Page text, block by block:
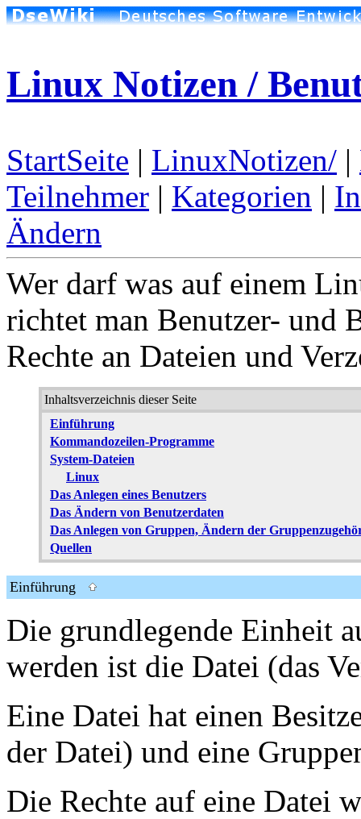
Linux Notizen /
StartSeite | LinuxNotizen/ |
Teilnehmer | Kategorien |
Ändern
Wer darf was auf einem
richtet man Benutzer- und
Rechte an Dateien und
Inhaltsverzeichnis dieser Seite
Einführung
Kommandozeilen-Programme
System-Dateien
Linux
Das Anlegen eines Benutzers
Das Ändern von Benutzerdaten
Das Anlegen von Gruppen, Ändern der
Quellen
Einführung
Die grundlegende Einheit
werden ist die Datei (das
Eine Datei hat einen
der Datei) und eine
Die Rechte auf eine Datei